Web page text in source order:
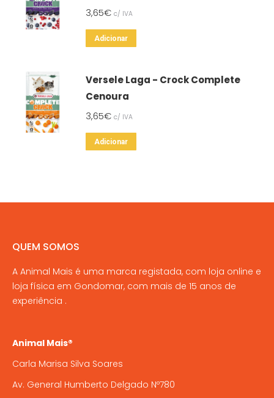
3,65€ c/ IVA
Adicionar
Versele Laga - Crock Complete
Cenoura
3,65€ c/ IVA
Adicionar
QUEM SOMOS
A Animal Mais é uma marca registada, com loja online e
loja física em Gondomar, com mais de 15 anos de
experiência .
Animal Mais®
Carla Marisa Silva Soares
Av. General Humberto Delgado Nº780